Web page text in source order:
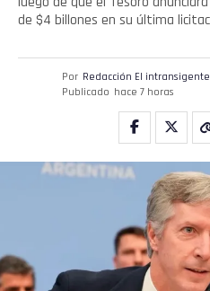
de $4 billones en su última
Por Redacción El intransigente
Publicado hace 7 horas